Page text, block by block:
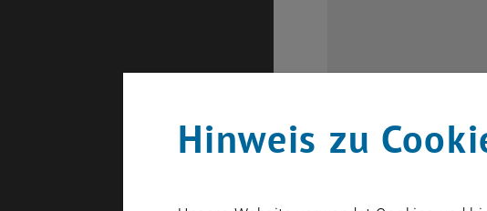
Hinweis zu